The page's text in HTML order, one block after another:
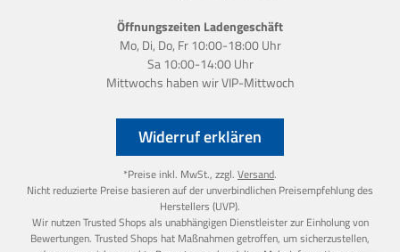
Widerruf erklären
*Preise inkl. MwSt., zzgl. Versand.
Nicht reduzierte Preise basieren auf der unverbindlichen Preisempfehlung des
Herstellers (UVP).
Wir nutzen Trusted Shops als unabhängigen Dienstleister zur Einholung von
Bewertungen. Trusted Shops hat Maßnahmen getroffen, um sicherzustellen,
Öffnungszeiten Ladengeschäft
Mo, Di, Do, Fr 10:00-18:00 Uhr
Sa 10:00-14:00 Uhr
Mittwochs haben wirVIP-Mittwoch